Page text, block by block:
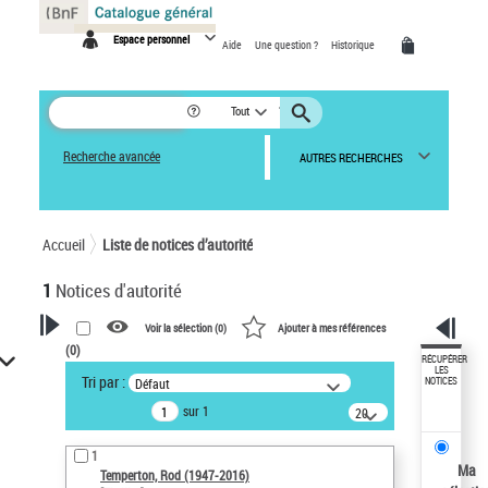
Espace personnel Aide Une question ? Historique
Tout
Recherche avancée AUTRES RECHERCHES
Accueil Liste de notices d’autorité
1 Notices d'autorité
VOTRE RECHERCHE
Recherche avancée dans les
notices d’autorité
Œuvres liées à l'auteur :
Temperton, Rod (1947-2016)
Voir la sélection (0) Ajouter à mes références
(0)
Tri par : Défaut
sur 1
20
résultats/page
1
Temperton, Rod (1947-2016)
RÉCUPÉRER
LES
NOTICES
Ma
Panneau de gestion des cookies